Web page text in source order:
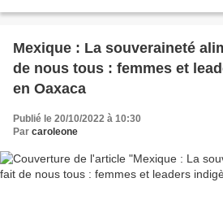
Mexique : La souveraineté
de nous tous : femmes et
en Oaxaca
Publié le 20/10/2022 à 10:30
Par caroleone